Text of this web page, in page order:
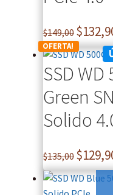
$149,00 $
OFERTA!
SSD WD
Green
Solido
$135,00 $